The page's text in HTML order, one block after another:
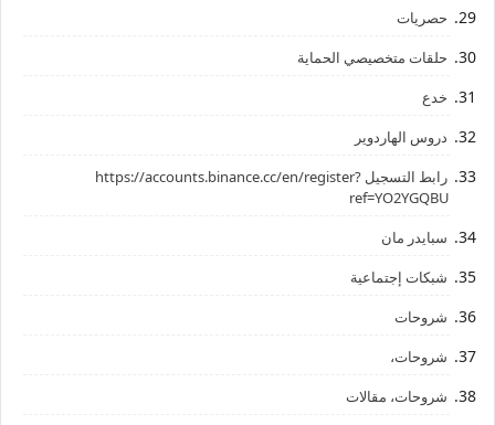
حصريات
حلقات متخصيصي الحماية
خدع
دروس الهاردوير
رابط ‏التسجيل ‏https://accounts.binance.cc/en/register?
ref=YO2YGQBU ‏
سبايدر مان
شبكات إجتماعية
شروحات
شروحات،
شروحات، مقالات